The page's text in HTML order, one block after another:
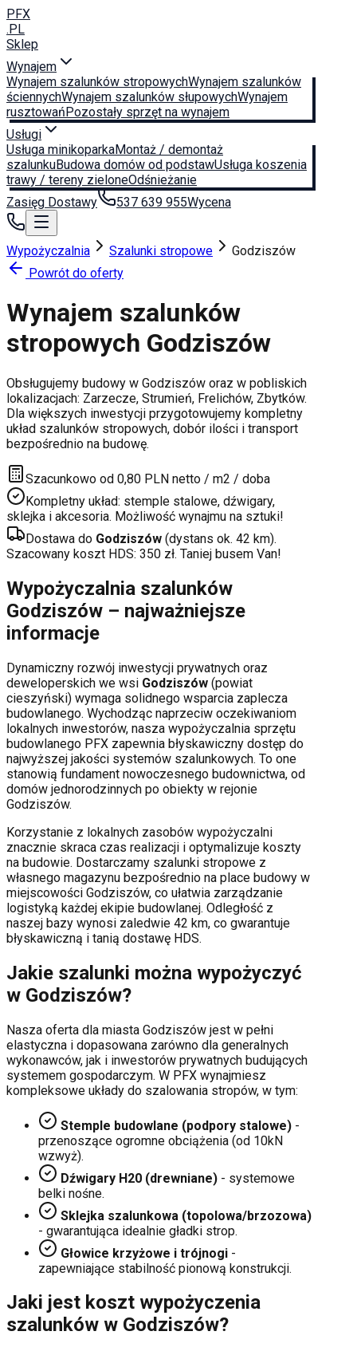
PFX
.PL
Sklep
Wynajem
Wynajem szalunków stropowychWynajem szalunków
ściennychWynajem szalunków słupowychWynajem
rusztowańPozostały sprzęt na wynajem
Usługi
Usługa minikoparkaMontaż / demontaż
szalunkuBudowa domów od podstawUsługa koszenia
trawy / tereny zieloneOdśnieżanie
Zasięg Dostawy
537 639 955Wycena
Wypożyczalnia Szalunki stropowe
Godziszów
Powrót do oferty
Wynajem szalunków
stropowych Godziszów
Obsługujemy budowy w Godziszów oraz w pobliskich
lokalizacjach: Zarzecze, Strumień, Frelichów, Zbytków.
Dla większych inwestycji przygotowujemy kompletny
układ szalunków stropowych, dobór ilości i transport
bezpośrednio na budowę.
Szacunkowo od 0,80 PLN netto / m2 / doba
Kompletny układ: stemple stalowe, dźwigary,
sklejka i akcesoria. Możliwość wynajmu na sztuki!
Dostawa do Godziszów (dystans ok. 42 km).
Szacowany koszt HDS: 350 zł. Taniej busem Van!
Wypożyczalnia szalunków
Godziszów – najważniejsze
informacje
Dynamiczny rozwój inwestycji prywatnych oraz
deweloperskich we wsi Godziszów (powiat
cieszyński) wymaga solidnego wsparcia zaplecza
budowlanego. Wychodząc naprzeciw oczekiwaniom
lokalnych inwestorów, nasza wypożyczalnia sprzętu
budowlanego PFX zapewnia błyskawiczny dostęp do
najwyższej jakości systemów szalunkowych. To one
stanowią fundament nowoczesnego budownictwa, od
domów jednorodzinnych po obiekty w rejonie
Godziszów.
Korzystanie z lokalnych zasobów wypożyczalni
znacznie skraca czas realizacji i optymalizuje koszty
na budowie. Dostarczamy szalunki stropowe z
własnego magazynu bezpośrednio na place budowy w
miejscowości Godziszów, co ułatwia zarządzanie
logistyką każdej ekipie budowlanej. Odległość z
naszej bazy wynosi zaledwie 42 km, co gwarantuje
błyskawiczną i tanią dostawę HDS.
Jakie szalunki można wypożyczyć
w Godziszów?
Nasza oferta dla miasta Godziszów jest w pełni
elastyczna i dopasowana zarówno dla generalnych
wykonawców, jak i inwestorów prywatnych budujących
systemem gospodarczym. W PFX wynajmiesz
kompleksowe układy do szalowania stropów, w tym:
Stemple budowlane (podpory stalowe) -
przenoszące ogromne obciążenia (od 10kN
wzwyż).
Dźwigary H20 (drewniane) - systemowe
belki nośne.
Sklejka szalunkowa (topolowa/brzozowa)
- gwarantująca idealnie gładki strop.
Głowice krzyżowe i trójnogi -
zapewniające stabilność pionową konstrukcji.
Jaki jest koszt wypożyczenia
szalunków w Godziszów?